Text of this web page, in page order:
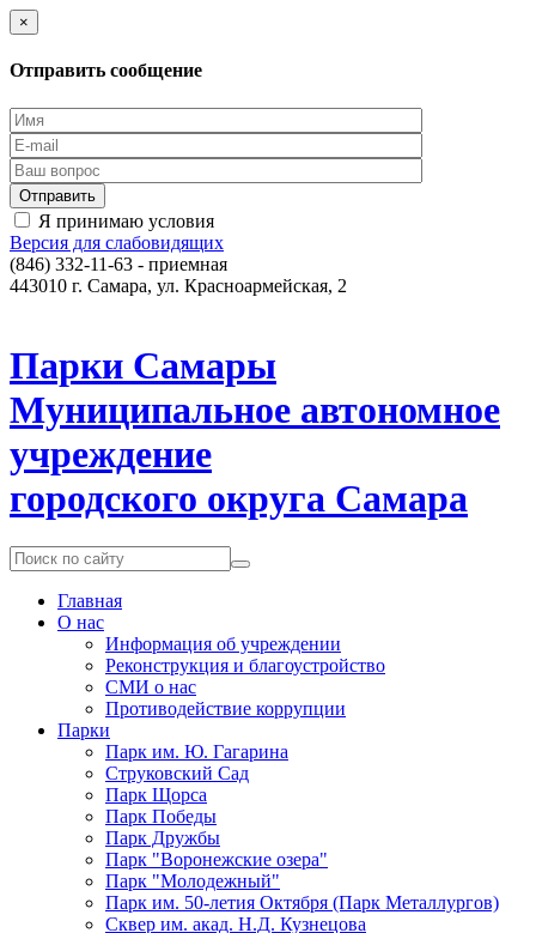
×
Отправить сообщение
Я принимаю условия
Версия для слабовидящих
(846) 332-11-63 - приемная
443010 г. Самара, ул. Красноармейская, 2
Парки Самары
Муниципальное автономное
учреждение
городского округа Самара
Главная
О нас
Информация об учреждении
Реконструкция и благоустройство
СМИ о нас
Противодействие коррупции
Парки
Парк им. Ю. Гагарина
Струковский Сад
Парк Щорса
Парк Победы
Парк Дружбы
Парк "Воронежские озера"
Парк "Молодежный"
Парк им. 50-летия Октября (Парк Металлургов)
Сквер им. акад. Н.Д. Кузнецова